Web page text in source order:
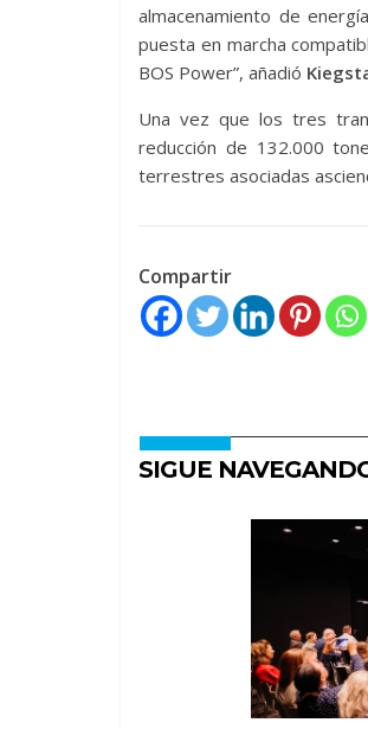
almacenamiento de
puesta en marcha
BOS Power”, añadió
Una vez que los tres
reducción de 132.000
terrestres asociadas
Compartir
SIGUE